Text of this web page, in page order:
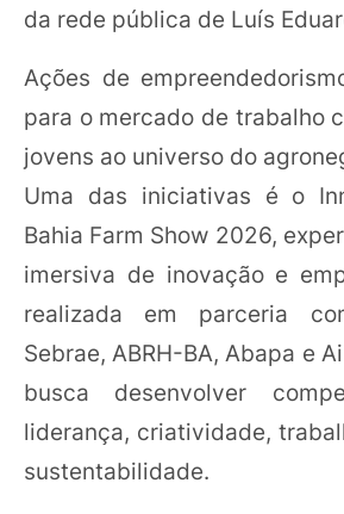
da rede pública de Luís
Ações de
para o mercado de trabalho
jovens ao universo do
Uma das iniciativas é o
Bahia Farm Show 2026,
imersiva de inovação e
realizada em parceria
Sebrae, ABRH-BA, Abapa e
busca desenvolver
liderança, criatividade,
sustentabilidade.